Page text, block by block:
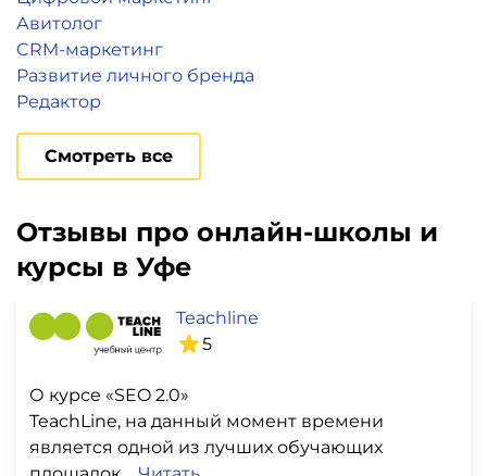
Авитолог
CRM-маркетинг
Развитие личного бренда
Редактор
Смотреть все
Отзывы про онлайн-школы и
курсы в Уфе
Teachline
5
О курсе «SEO 2.0»
TeachLine, на данный момент времени
является одной из лучших обучающих